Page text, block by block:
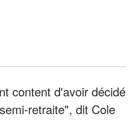
content d'avoir décidé
retraite", dit Cole